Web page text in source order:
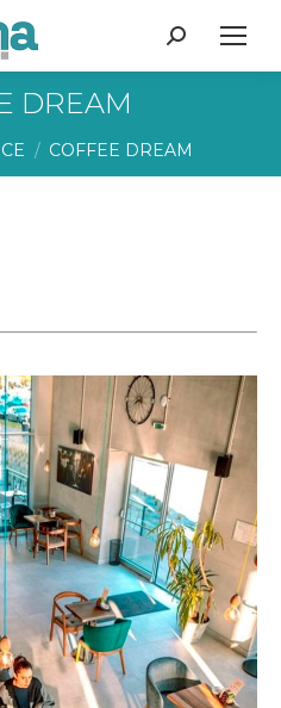
Search:
DREAM
COFFEE DREAM